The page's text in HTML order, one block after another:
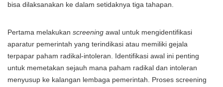
bisa dilaksanakan ke dalam setidaknya tiga tahapan.
Pertama melakukan screening awal untuk mengidentifikasi
aparatur pemerintah yang terindikasi atau memiliki gejala
terpapar paham radikal-intoleran. Identifikasi awal ini penting
untuk memetakan sejauh mana paham radikal dan intoleran
menyusup ke kalangan lembaga pemerintah. Proses screening